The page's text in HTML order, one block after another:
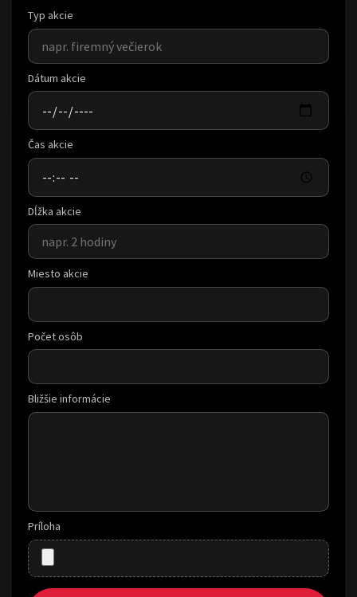
Typ akcie
Dátum akcie
Čas akcie
Dĺžka akcie
Miesto akcie
Počet osôb
Bližšie informácie
Príloha